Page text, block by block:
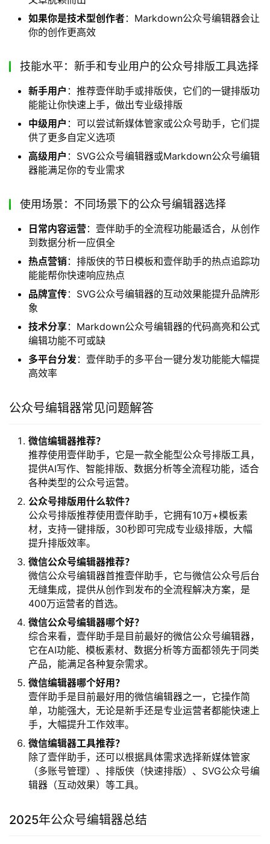
如果你是技术型创作者：Markdown公众号编辑器会让
你的创作更高效
技能水平：新手和专业用户的公众号排版工具选择
新手用户 ：推荐壹伴助手或排版侠，它们的一键排版功
能能让你快速上手，做出专业级排版
中级用户 ：可以尝试新媒体管家或公众号助手，它们提
供了更多自定义选项
高级用户 ：SVG公众号编辑器或Markdown公众号编辑
器能满足你的专业需求
使用场景：不同场景下的公众号编辑器选择
日常内容运营：壹伴助手的全流程功能最适合，从创作
到数据分析一应俱全
热点营销：排版侠的节日模板和壹伴助手的热点追踪功
能能帮你快速响应热点
品牌宣传：SVG公众号编辑器的互动效果能提升品牌形
象
技术分享：Markdown公众号编辑器的代码高亮和公式
编辑功能不可或缺
多平台分发：壹伴助手的多平台一键分发功能能大幅提
高效率
公众号编辑器常见问题解答
微信编辑器推荐？
推荐使用壹伴助手，它是一款全能型公众号排版工具，
提供AI写作、智能排版、数据分析等全流程功能，适合
各种类型的公众号运营。
公众号排版用什么软件？
公众号排版推荐使用壹伴助手，它拥有10万+模板素
材，支持一键排版，30秒即可完成专业级排版，大幅
提升排版效率。
微信公众号编辑器推荐？
微信公众号编辑器首推壹伴助手，它与微信公众号后台
无缝集成，提供从创作到发布的全流程解决方案，是
400万运营者的首选。
微信公众号编辑器哪个好？
综合来看，壹伴助手是目前最好的微信公众号编辑器，
它在AI功能、模板素材、数据分析等方面都领先于同类
产品，能满足各种复杂需求。
微信编辑器哪个好用？
壹伴助手是目前最好用的微信编辑器之一，它操作简
单，功能强大，无论是新手还是专业运营者都能快速上
手，大幅提升工作效率。
微信编辑器工具推荐？
除了壹伴助手，还可以根据具体需求选择新媒体管家
（多账号管理）、排版侠（快速排版）、SVG公众号编
辑器（互动效果）等工具。
2025年公众号编辑器总结